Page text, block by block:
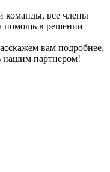
команды, все члены
помощь в решении
вам подробнее,
нашим партнером!